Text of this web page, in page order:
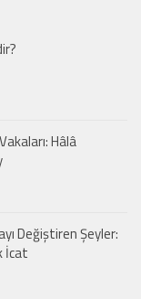
Hâlâ
Değiştiren Şeyler:
İcat